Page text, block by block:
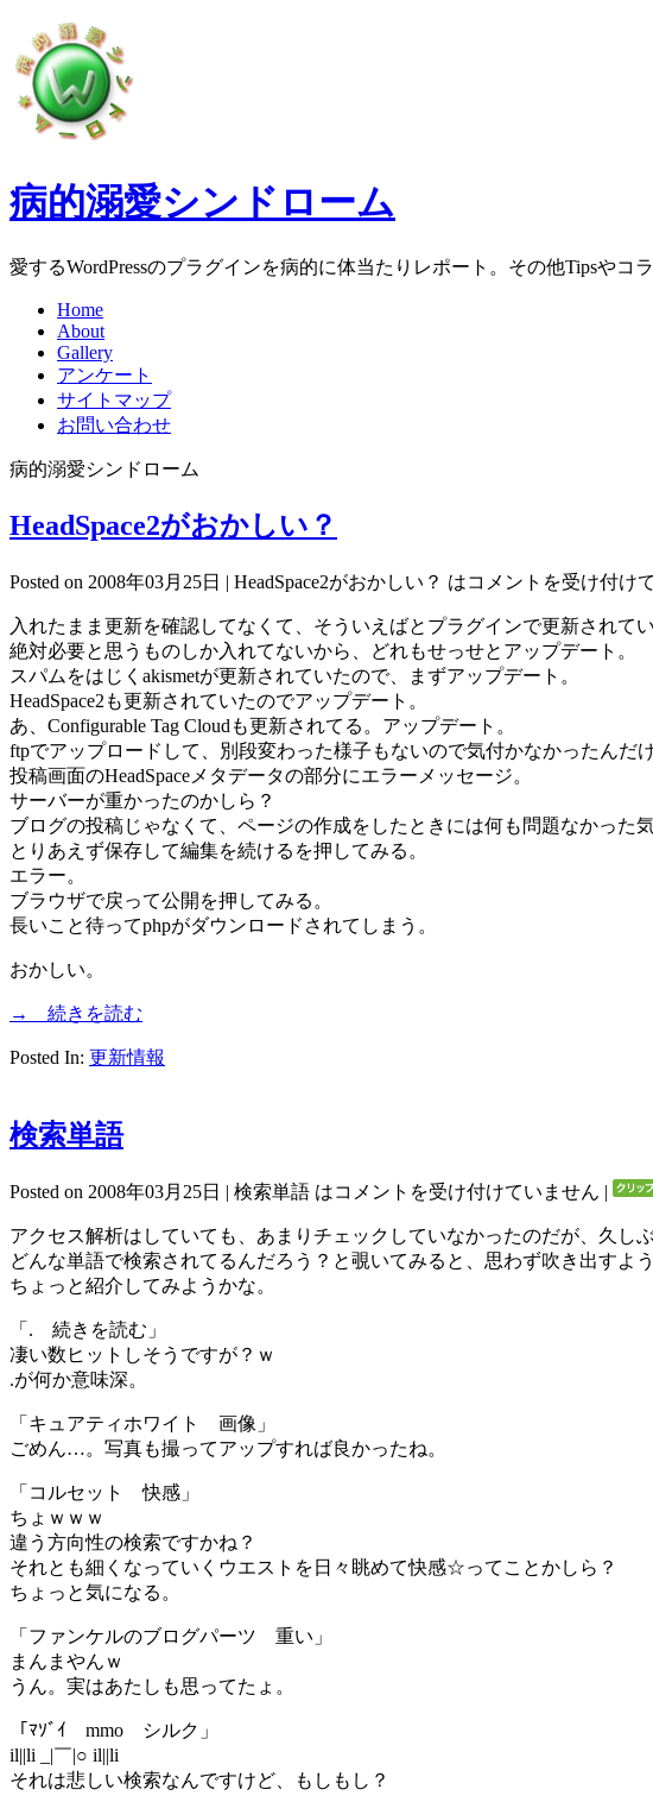
病的溺愛シンドローム
愛するWordPressのプラグインを病的に体当たりレポート。その他Tipsや
Home
About
Gallery
アンケート
サイトマップ
お問い合わせ
病的溺愛シンドローム
HeadSpace2がおかしい？
Posted on 2008年03月25日 | HeadSpace2がおかしい？ はコメントを受け付け
入れたまま更新を確認してなくて、そういえばとプラグインで更新されて
絶対必要と思うものしか入れてないから、どれもせっせとアップデート。
スパムをはじくakismetが更新されていたので、まずアップデート。
HeadSpace2も更新されていたのでアップデート。
あ、Configurable Tag Cloudも更新されてる。アップデート。
ftpでアップロードして、別段変わった様子もないので気付かなかったんだ
投稿画面のHeadSpaceメタデータの部分にエラーメッセージ。
サーバーが重かったのかしら？
ブログの投稿じゃなくて、ページの作成をしたときには何も問題なかった気
とりあえず保存して編集を続けるを押してみる。
エラー。
ブラウザで戻って公開を押してみる。
長いこと待ってphpがダウンロードされてしまう。
おかしい。
→ 続きを読む
Posted In: 更新情報
検索単語
Posted on 2008年03月25日 | 検索単語 はコメントを受け付けていません |
アクセス解析はしていても、あまりチェックしていなかったのだが、久し
どんな単語で検索されてるんだろう？と覗いてみると、思わず吹き出すよ
ちょっと紹介してみようかな。
「. 続きを読む」
凄い数ヒットしそうですが？ｗ
.が何か意味深。
「キュアティホワイト 画像」
ごめん…。写真も撮ってアップすれば良かったね。
「コルセット 快感」
ちょｗｗｗ
違う方向性の検索ですかね？
それとも細くなっていくウエストを日々眺めて快感☆ってことかしら？
ちょっと気になる。
「ファンケルのブログパーツ 重い」
まんまやんｗ
うん。実はあたしも思ってたょ。
「ﾏｿﾞｲ mmo シルク」
il||li _|￣|○ il||li
それは悲しい検索なんですけど、もしもし？